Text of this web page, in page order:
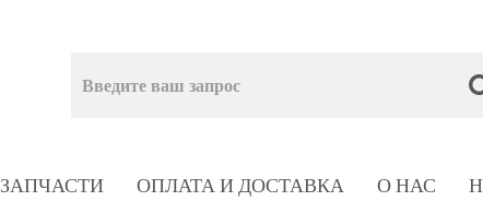
ЗАПЧАСТИ ОПЛАТА И ДОСТАВКА О НАС